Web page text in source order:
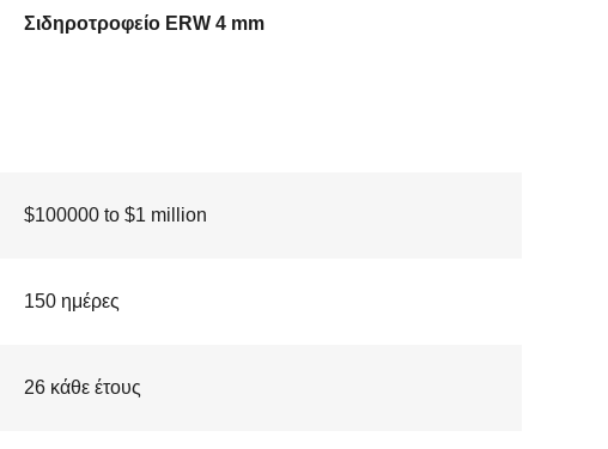
Σιδηροτροφείο ERW 4 mm
$100000 to $1 million
150 ημέρες
26 κάθε έτους